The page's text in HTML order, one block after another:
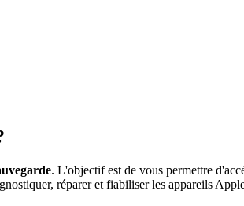
. L'objectif est de vous permettre
réparer et fiabiliser les appareils